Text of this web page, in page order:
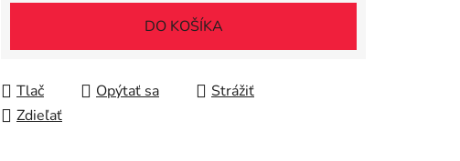
DO KOŠÍKA
Tlač Opýtať sa
Strážiť
Zdieľať